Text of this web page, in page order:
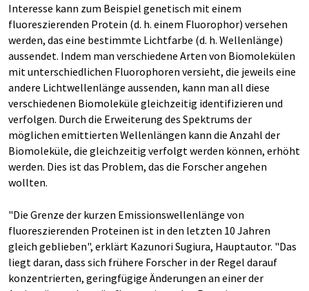
Interesse kann zum Beispiel genetisch mit einem
fluoreszierenden Protein (d. h. einem Fluorophor) versehen
werden, das eine bestimmte Lichtfarbe (d. h. Wellenlänge)
aussendet. Indem man verschiedene Arten von Biomolekülen
mit unterschiedlichen Fluorophoren versieht, die jeweils eine
andere Lichtwellenlänge aussenden, kann man all diese
verschiedenen Biomoleküle gleichzeitig identifizieren und
verfolgen. Durch die Erweiterung des Spektrums der
möglichen emittierten Wellenlängen kann die Anzahl der
Biomoleküle, die gleichzeitig verfolgt werden können, erhöht
werden. Dies ist das Problem, das die Forscher angehen
wollten.
"Die Grenze der kurzen Emissionswellenlänge von
fluoreszierenden Proteinen ist in den letzten 10 Jahren
gleich geblieben", erklärt Kazunori Sugiura, Hauptautor. "Das
liegt daran, dass sich frühere Forscher in der Regel darauf
konzentrierten, geringfügige Änderungen an einer der